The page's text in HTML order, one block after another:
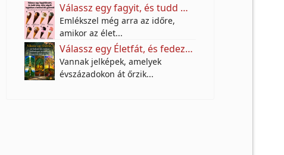
Válassz egy fagyit, és tudd meg, mire vágyik valójában a benned élő gyermek!
Emlékszel még arra az időre,
amikor az élet...
Válassz egy Életfát, és fedezd fel, milyen különleges örökséget hagytak rád az őseid
Vannak jelképek, amelyek
évszázadokon át őrzik...